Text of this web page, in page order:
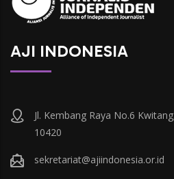
AJI INDONESIA
Jl. Kembang Raya No.6
10420
sekretariat@ajiindonesia.or.id